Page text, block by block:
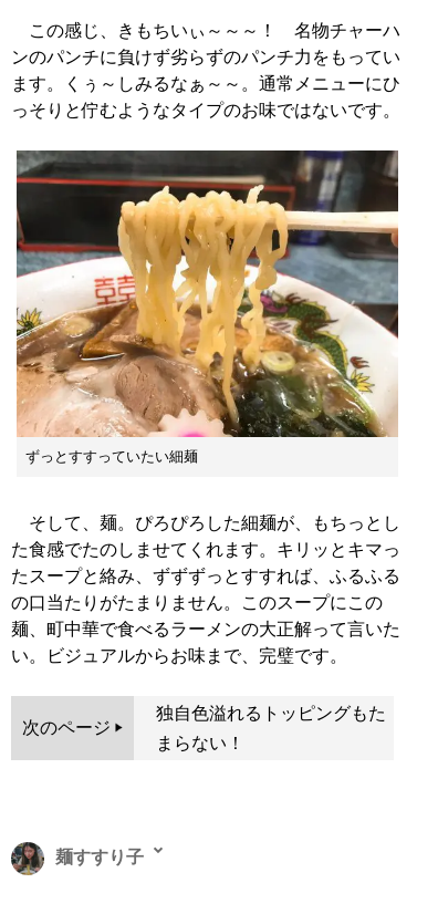
この感じ、きもちいぃ～～～！ 名物チャーハ
ンのパンチに負けず劣らずのパンチ力をもってい
ます。くぅ～しみるなぁ～～。通常メニューにひ
っそりと佇むようなタイプのお味ではないです。
ずっとすすっていたい細麺
そして、麺。ぴろぴろした細麺が、もちっとし
た食感でたのしませてくれます。キリッとキマっ
たスープと絡み、ずずずっとすすれば、ふるふる
の口当たりがたまりません。このスープにこの
麺、町中華で食べるラーメンの大正解って言いた
い。ビジュアルからお味まで、完璧です。
次のページ
独自色溢れるトッピングもた
まらない！
麺すすり子